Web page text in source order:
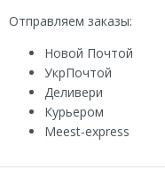
Отправляем заказы:
Новой Почтой
УкрПочтой
Деливери
Курьером
Мeest-express